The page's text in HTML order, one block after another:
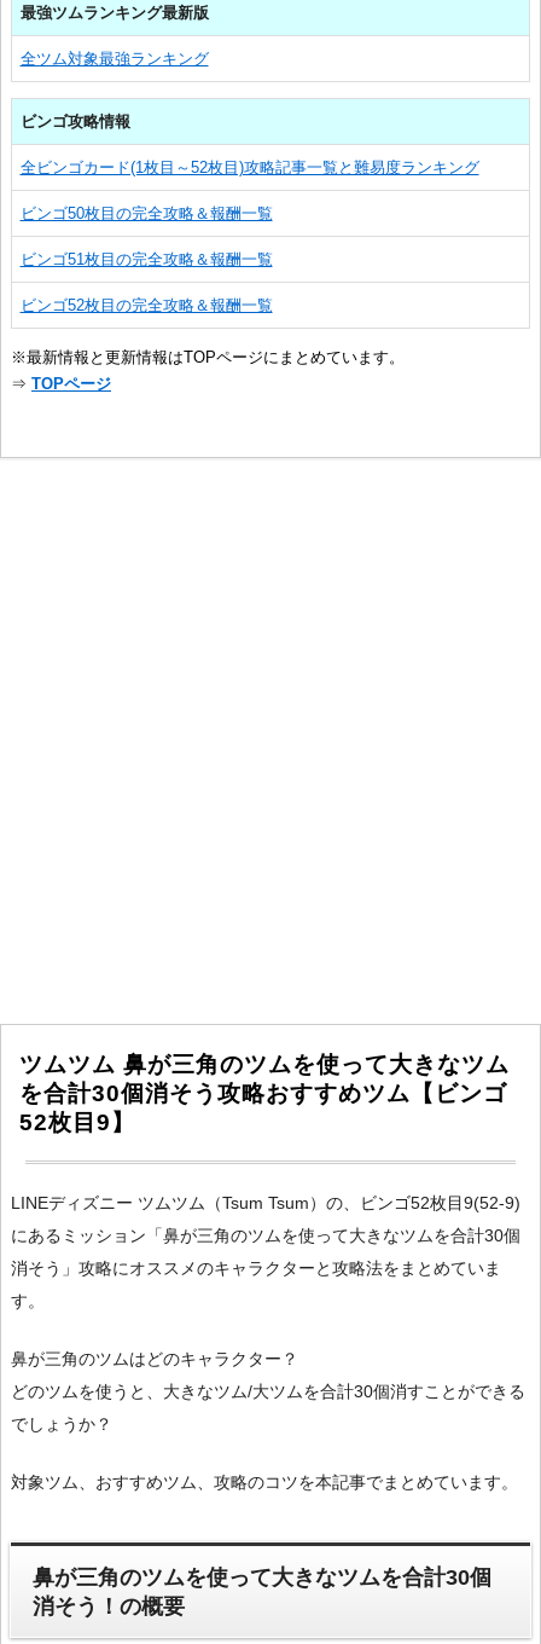
最強ツムランキング最新版
全ツム対象最強ランキング
ビンゴ攻略情報
全ビンゴカード(1枚目～52枚目)攻略記事一覧と難易度ランキング
ビンゴ50枚目の完全攻略＆報酬一覧
ビンゴ51枚目の完全攻略＆報酬一覧
ビンゴ52枚目の完全攻略＆報酬一覧
※最新情報と更新情報はTOPページにまとめています。
⇒ TOPページ
ツムツム 鼻が三角のツムを使って大きなツム
を合計30個消そう攻略おすすめツム【ビンゴ
52枚目9】
LINEディズニー ツムツム（Tsum Tsum）の、ビンゴ52枚目9(52-9)
にあるミッション「鼻が三角のツムを使って大きなツムを合計30個
消そう」攻略にオススメのキャラクターと攻略法をまとめていま
す。
鼻が三角のツムはどのキャラクター？
どのツムを使うと、大きなツム/大ツムを合計30個消すことができる
でしょうか？
対象ツム、おすすめツム、攻略のコツを本記事でまとめています。
鼻が三角のツムを使って大きなツムを合計30個
消そう！の概要